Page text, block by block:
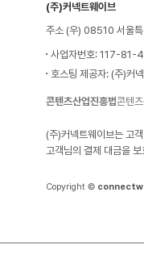
(주)커넥트웨이브
주소 (우) 08510 서울
사업자번호: 117-81-
호스팅 제공자: (주)커
콘텐츠산업진흥법콘텐
(주)커넥트웨이브는 고
고객님의 결제 대금을
Copyright ©